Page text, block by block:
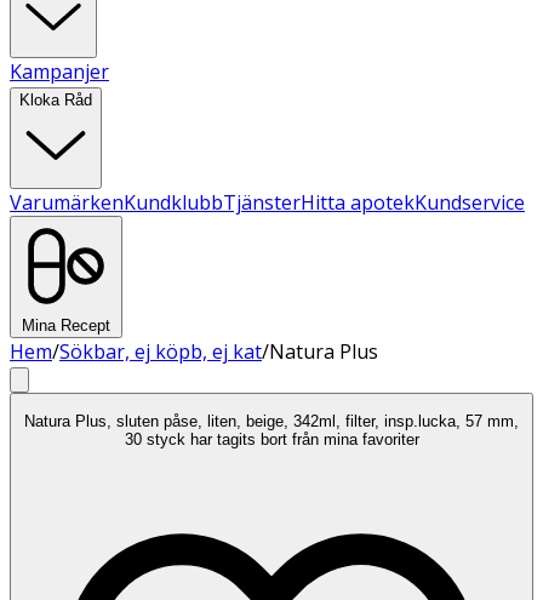
Kampanjer
Kloka Råd
VarumärkenKundklubbTjänsterHitta apotekKundservice
Mina Recept
Hem/Sökbar, ej köpb, ej kat/Natura Plus
Natura Plus, sluten påse, liten, beige, 342ml, filter, insp.lucka, 57 mm,
30 styck har tagits bort från mina favoriter